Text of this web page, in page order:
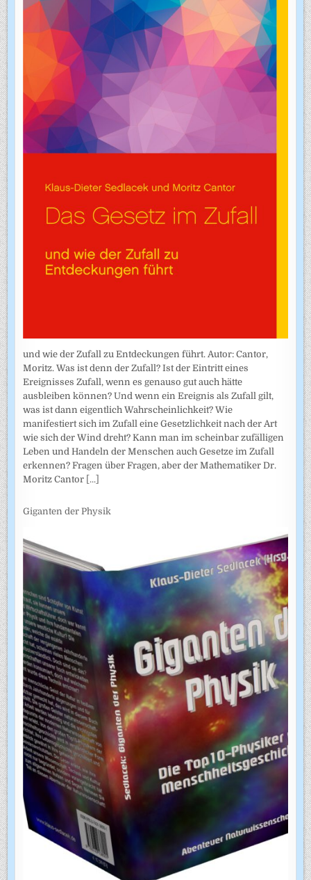
und wie der Zufall zu Entdeckungen führt. Autor: Cantor,
Moritz. Was ist denn der Zufall? Ist der Eintritt eines
Ereignisses Zufall, wenn es genauso gut auch hätte
ausbleiben können? Und wenn ein Ereignis als Zufall gilt,
was ist dann eigentlich Wahrscheinlichkeit? Wie
manifestiert sich im Zufall eine Gesetzlichkeit nach der Art
wie sich der Wind dreht? Kann man im scheinbar zufälligen
Leben und Handeln der Menschen auch Gesetze im Zufall
erkennen? Fragen über Fragen, aber der Mathematiker Dr.
Moritz Cantor [...]
Giganten der Physik